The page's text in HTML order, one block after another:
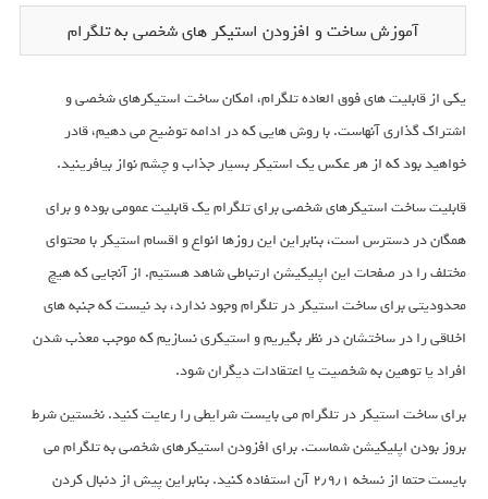
آموزش ساخت و افزودن استیکر های شخصی به تلگرام
یکی از قابلیت های فوق العاده تلگرام، امکان ساخت استیکرهای شخصی و
اشتراک گذاری آنهاست. با روش هایی که در ادامه توضیح می دهیم، قادر
خواهید بود که از هر عکس یک استیکر بسیار جذاب و چشم نواز بیافرینید.
قابلیت ساخت استیکرهای شخصی برای تلگرام یک قابلیت عمومی بوده و برای
همگان در دسترس است، بنابراین این روزها انواع و اقسام استیکر با محتوای
مختلف را در صفحات این اپلیکیشن ارتباطی شاهد هستیم. از آنجایی که هیچ
محدودیتی برای ساخت استیکر در تلگرام وجود ندارد، بد نیست که جنبه های
اخلاقی را در ساختشان در نظر بگیریم و استیکری نسازیم که موجب معذب شدن
افراد یا توهین به شخصیت یا اعتقادات دیگران شود.
برای ساخت استیکر در تلگرام می بایست شرایطی را رعایت کنید. نخستین شرط
بروز بودن اپلیکیشن شماست. برای افزودن استیکرهای شخصی به تلگرام می
بایست حتما از نسخه ۲٫۹٫۱ آن استفاده کنید. بنابراین پیش از دنبال کردن